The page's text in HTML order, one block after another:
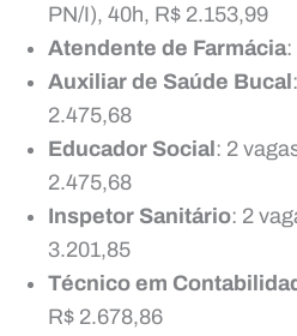
PN/I), 40h, R$ 2.153,99
Atendente de Farmácia:
Auxiliar de Saúde Bucal
2.475,68
Educador Social: 2
2.475,68
Inspetor Sanitário: 2
3.201,85
Técnico em
R$ 2.678,86